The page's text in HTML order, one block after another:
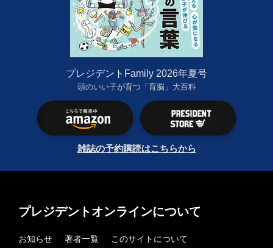
プレジデントFamily 2026年夏号
頭のいい子が育つ「育脳」大百科
雑誌の予約購読はこちらから
プレジデントオンラインについて
お知らせ 著者一覧
このサイトについて